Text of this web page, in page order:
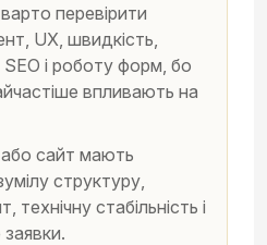
перевірити
UX, швидкість,
SEO і роботу форм, бо
впливають на
або сайт мають
структуру,
технічну стабільність і